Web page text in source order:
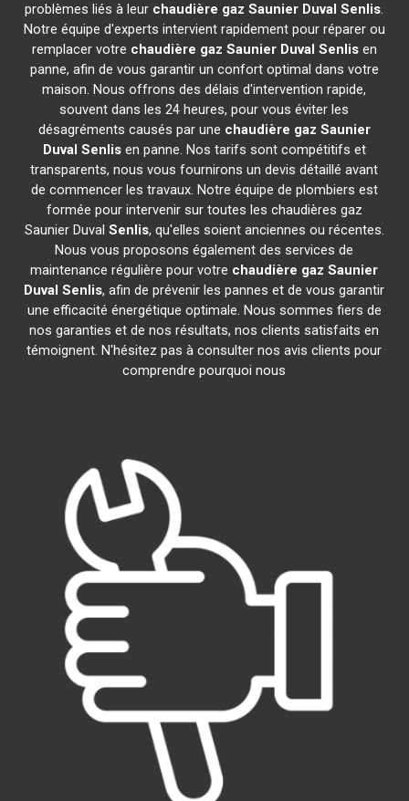
problèmes liés à leur chaudière gaz Saunier Duval Senlis.
Notre équipe d'experts intervient rapidement pour réparer ou
remplacer votre chaudière gaz Saunier Duval Senlisen
panne, afin de vous garantir un confort optimal dans votre
maison. Nous offrons des délais d'intervention rapide,
souvent dans les 24 heures, pour vous éviter les
désagréments causés par une chaudière gaz Saunier
Duval Senlisen panne. Nos tarifs sont compétitifs et
transparents, nous vous fournirons un devis détaillé avant
de commencer les travaux. Notre équipe de plombiers est
formée pour intervenir sur toutes les chaudières gaz
Saunier Duval Senlis, qu'elles soient anciennes ou récentes.
Nous vous proposons également des services de
maintenance régulière pour votre chaudière gaz Saunier
Duval Senlis, afin de prévenir les pannes et de vous garantir
une efficacité énergétique optimale. Nous sommes fiers de
nos garanties et de nos résultats, nos clients satisfaits en
témoignent. N'hésitez pas à consulter nos avis clients pour
comprendre pourquoi nous